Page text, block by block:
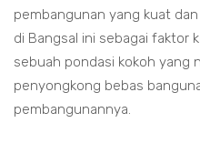
pembangunan yang kuat
di Bangsal ini sebagai faktor
sebuah pondasi kokoh yang
penyongkong bebas
pembangunannya.